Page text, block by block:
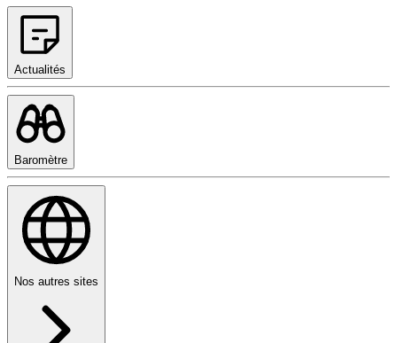
Actualités
Baromètre
Nos autres sites